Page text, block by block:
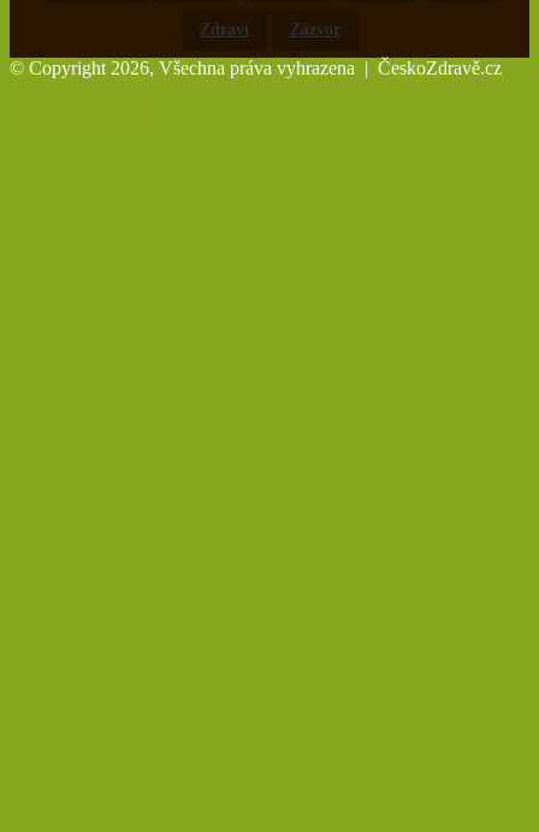
Zdraví Zázvor
© Copyright 2026, Všechna práva vyhrazena | ČeskoZdravě.cz